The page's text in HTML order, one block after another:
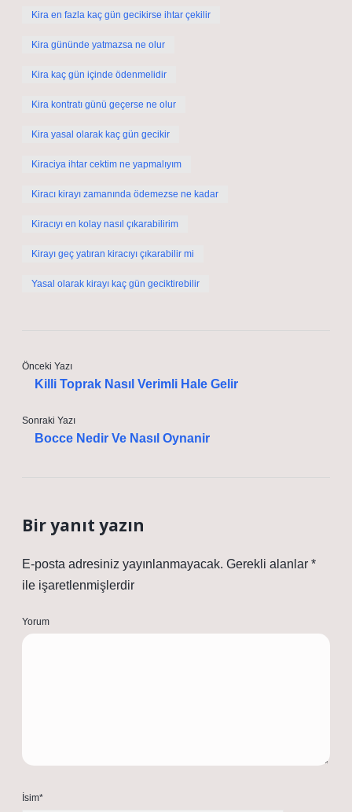
Kira en fazla kaç gün gecikirse ihtar çekilir
Kira gününde yatmazsa ne olur
Kira kaç gün içinde ödenmelidir
Kira kontratı günü geçerse ne olur
Kira yasal olarak kaç gün gecikir
Kiraciya ihtar cektim ne yapmalıyım
Kiracı kirayı zamanında ödemezse ne kadar
Kiracıyı en kolay nasıl çıkarabilirim
Kirayı geç yatıran kiracıyı çıkarabilir mi
Yasal olarak kirayı kaç gün geciktirebilir
Önceki Yazı
Killi Toprak Nasıl Verimli Hale Gelir
Sonraki Yazı
Bocce Nedir Ve Nasıl Oynanir
Bir yanıt yazın
E-posta adresiniz yayınlanmayacak. Gerekli alanlar *
ile işaretlenmişlerdir
Yorum
İsim*